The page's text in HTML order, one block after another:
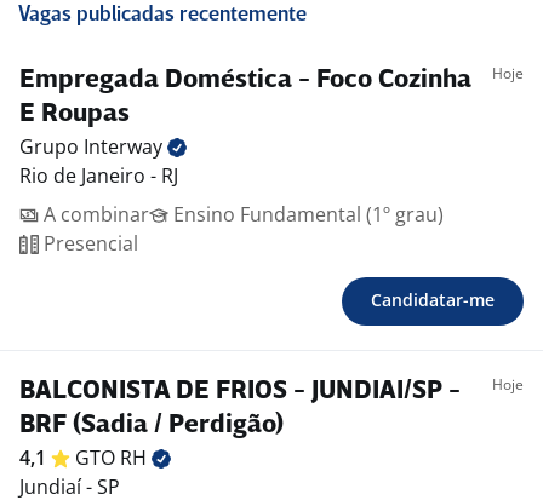
Vagas publicadas recentemente
Empregada Doméstica - Foco Cozinha
E Roupas
Hoje
Grupo Interway
Rio de Janeiro - RJ
A combinar
Ensino Fundamental (1º grau)
Presencial
Candidatar-me
BALCONISTA DE FRIOS - JUNDIAI/SP -
BRF (Sadia / Perdigão)
Hoje
4,1 GTO RH
Jundiaí - SP